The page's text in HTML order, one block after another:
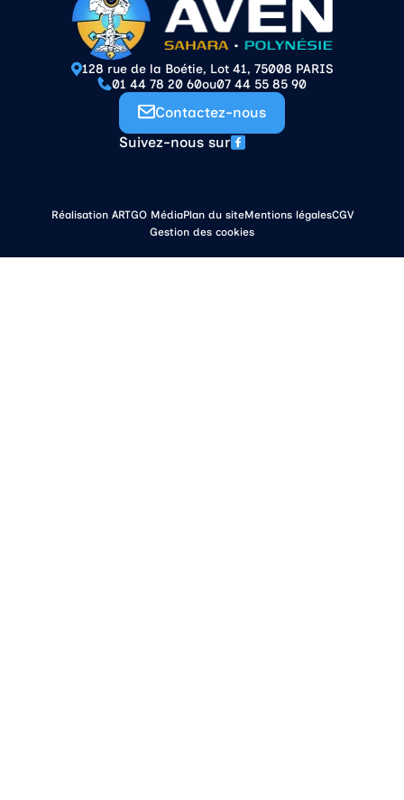
128 rue de la Boétie, Lot 41, 75008 PARIS
01 44 78 20 60ou07 44 55 85 90
Contactez-nous
Suivez-nous sur
Réalisation ARTGO MédiaPlan du siteMentions légalesCGV
Gestion des cookies